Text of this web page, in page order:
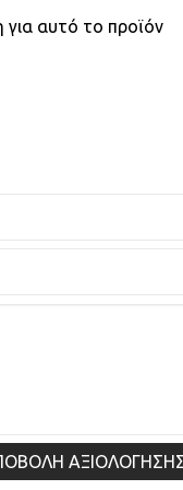
για αυτό το προϊόν